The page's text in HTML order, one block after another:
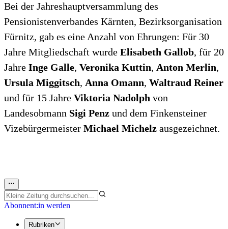
Bei der Jahreshauptversammlung des
Pensionistenverbandes Kärnten, Bezirksorganisation
Fürnitz, gab es eine Anzahl von Ehrungen: Für 30
Jahre Mitgliedschaft wurde Elisabeth Gallob, für 20
Jahre Inge Galle, Veronika Kuttin, Anton Merlin,
Ursula Miggitsch, Anna Omann, Waltraud Reiner
und für 15 Jahre Viktoria Nadolph von
Landesobmann Sigi Penz und dem Finkensteiner
Vizebürgermeister Michael Michelz ausgezeichnet.
Abonnent:in werden
Rubriken